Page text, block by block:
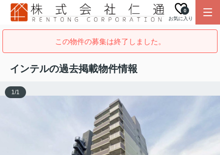
お気に入り
0
この物件の募集は終了しました。
インテルの過去掲載物件情報
1/1